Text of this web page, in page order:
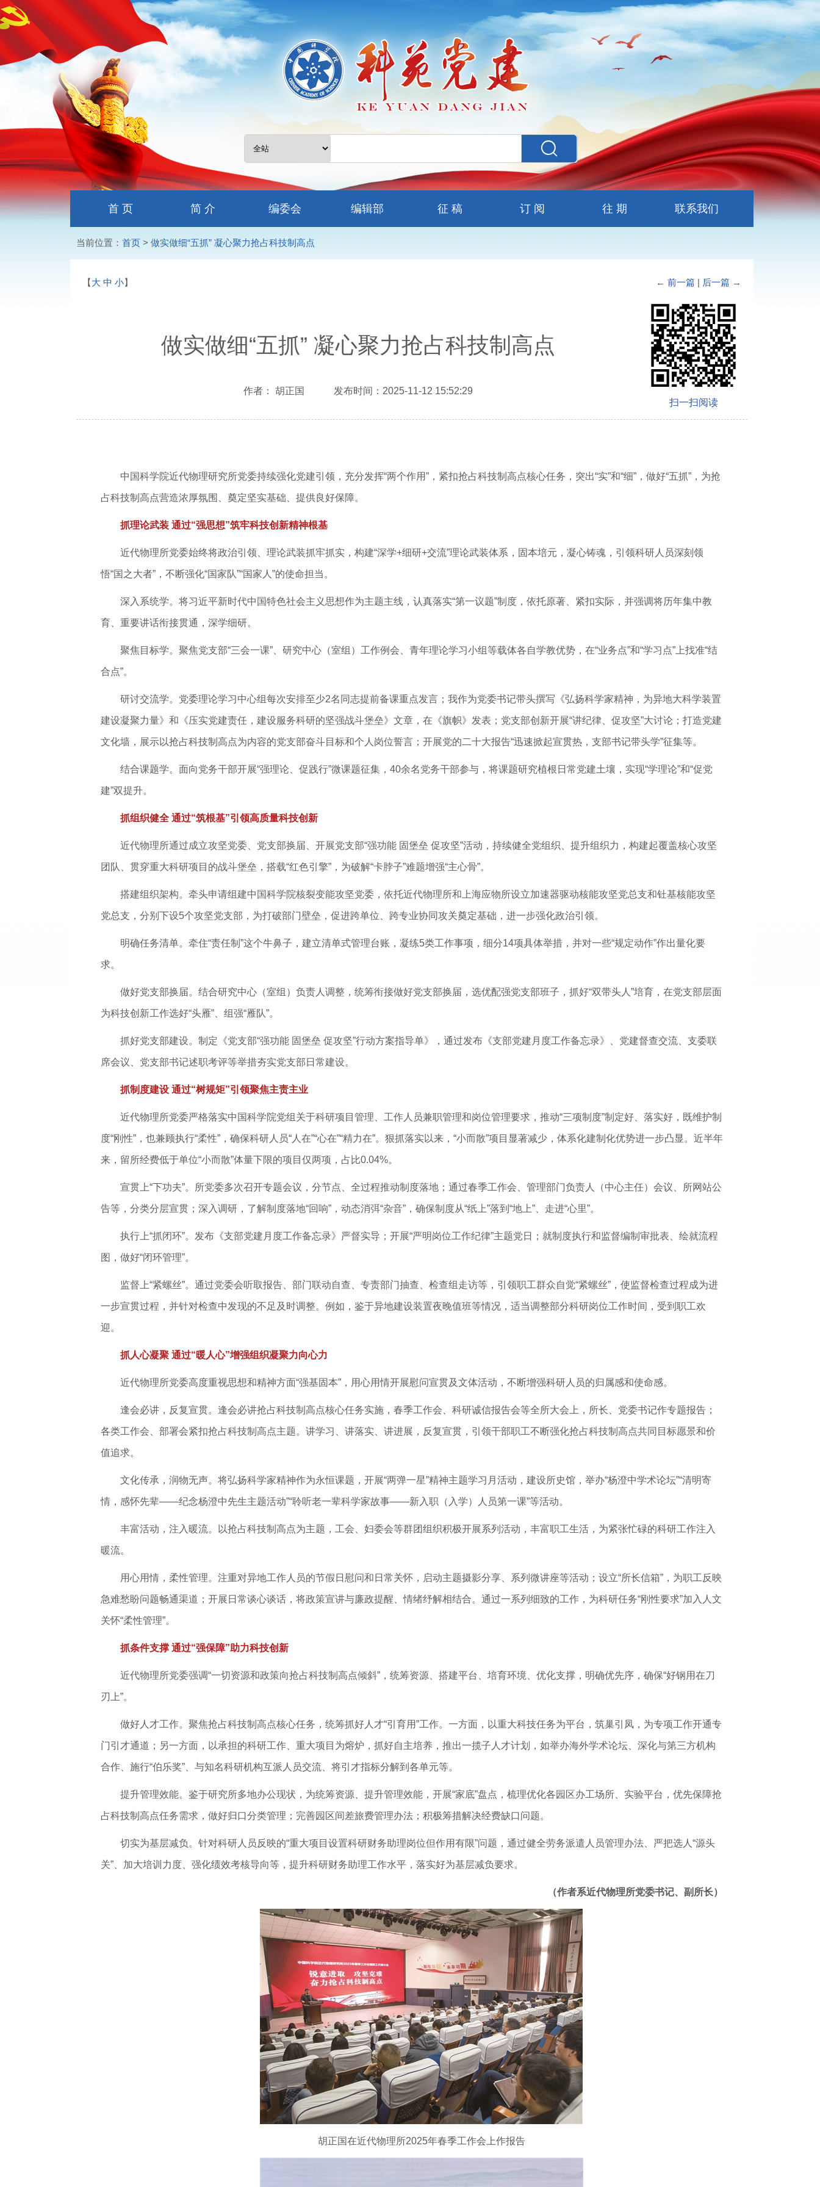
首 页 简 介 编委会 编辑部 征 稿 订 阅 往 期 联系我们
当前位置： 首页> 做实做细“五抓” 凝心聚力抢占科技制高点
【大 中 小】 ← 前一篇 | 后一篇 →
做实做细“五抓” 凝心聚力抢占科技制高点
作者： 胡正国 发布时间：2025-11-12 15:52:29
扫一扫阅读
中国科学院近代物理研究所党委持续强化党建引领，充分发挥“两个作用”，紧扣抢占科技制高点核心任务，突出“实”和“细”，做好“五抓”，为抢
占科技制高点营造浓厚氛围、奠定坚实基础、提供良好保障。
抓理论武装 通过“强思想”筑牢科技创新精神根基
近代物理所党委始终将政治引领、理论武装抓牢抓实，构建“深学+细研+交流”理论武装体系，固本培元，凝心铸魂，引领科研人员深刻领
悟“国之大者”，不断强化“国家队”“国家人”的使命担当。
深入系统学。将习近平新时代中国特色社会主义思想作为主题主线，认真落实“第一议题”制度，依托原著、紧扣实际，并强调将历年集中教
育、重要讲话衔接贯通，深学细研。
聚焦目标学。聚焦党支部“三会一课”、研究中心（室组）工作例会、青年理论学习小组等载体各自学教优势，在“业务点”和“学习点”上找准“结
合点”。
研讨交流学。党委理论学习中心组每次安排至少2名同志提前备课重点发言；我作为党委书记带头撰写《弘扬科学家精神，为异地大科学装置
建设凝聚力量》和《压实党建责任，建设服务科研的坚强战斗堡垒》文章，在《旗帜》发表；党支部创新开展“讲纪律、促攻坚”大讨论；打造党建
文化墙，展示以抢占科技制高点为内容的党支部奋斗目标和个人岗位誓言；开展党的二十大报告“迅速掀起宣贯热，支部书记带头学”征集等。
结合课题学。面向党务干部开展“强理论、促践行”微课题征集，40余名党务干部参与，将课题研究植根日常党建土壤，实现“学理论”和“促党
建”双提升。
抓组织健全 通过“筑根基”引领高质量科技创新
近代物理所通过成立攻坚党委、党支部换届、开展党支部“强功能 固堡垒 促攻坚”活动，持续健全党组织、提升组织力，构建起覆盖核心攻坚
团队、贯穿重大科研项目的战斗堡垒，搭载“红色引擎”，为破解“卡脖子”难题增强“主心骨”。
搭建组织架构。牵头申请组建中国科学院核裂变能攻坚党委，依托近代物理所和上海应物所设立加速器驱动核能攻坚党总支和钍基核能攻坚
党总支，分别下设5个攻坚党支部，为打破部门壁垒，促进跨单位、跨专业协同攻关奠定基础，进一步强化政治引领。
明确任务清单。牵住“责任制”这个牛鼻子，建立清单式管理台账，凝练5类工作事项，细分14项具体举措，并对一些“规定动作”作出量化要
求。
做好党支部换届。结合研究中心（室组）负责人调整，统筹衔接做好党支部换届，选优配强党支部班子，抓好“双带头人”培育，在党支部层面
为科技创新工作选好“头雁”、组强“雁队”。
抓好党支部建设。制定《党支部“强功能 固堡垒 促攻坚”行动方案指导单》，通过发布《支部党建月度工作备忘录》、党建督查交流、支委联
席会议、党支部书记述职考评等举措夯实党支部日常建设。
抓制度建设 通过“树规矩”引领聚焦主责主业
近代物理所党委严格落实中国科学院党组关于科研项目管理、工作人员兼职管理和岗位管理要求，推动“三项制度”制定好、落实好，既维护制
度“刚性”，也兼顾执行“柔性”，确保科研人员“人在”“心在”“精力在”。狠抓落实以来，“小而散”项目显著减少，体系化建制化优势进一步凸显。近半年
来，留所经费低于单位“小而散”体量下限的项目仅两项，占比0.04%。
宣贯上“下功夫”。所党委多次召开专题会议，分节点、全过程推动制度落地；通过春季工作会、管理部门负责人（中心主任）会议、所网站公
告等，分类分层宣贯；深入调研，了解制度落地“回响”，动态消弭“杂音”，确保制度从“纸上”落到“地上”、走进“心里”。
执行上“抓闭环”。发布《支部党建月度工作备忘录》严督实导；开展“严明岗位工作纪律”主题党日；就制度执行和监督编制审批表、绘就流程
图，做好“闭环管理”。
监督上“紧螺丝”。通过党委会听取报告、部门联动自查、专责部门抽查、检查组走访等，引领职工群众自觉“紧螺丝”，使监督检查过程成为进
一步宣贯过程，并针对检查中发现的不足及时调整。例如，鉴于异地建设装置夜晚值班等情况，适当调整部分科研岗位工作时间，受到职工欢
迎。
抓人心凝聚 通过“暖人心”增强组织凝聚力向心力
近代物理所党委高度重视思想和精神方面“强基固本”，用心用情开展慰问宣贯及文体活动，不断增强科研人员的归属感和使命感。
逢会必讲，反复宣贯。逢会必讲抢占科技制高点核心任务实施，春季工作会、科研诚信报告会等全所大会上，所长、党委书记作专题报告；
各类工作会、部署会紧扣抢占科技制高点主题。讲学习、讲落实、讲进展，反复宣贯，引领干部职工不断强化抢占科技制高点共同目标愿景和价
值追求。
文化传承，润物无声。将弘扬科学家精神作为永恒课题，开展“两弹一星”精神主题学习月活动，建设所史馆，举办“杨澄中学术论坛”“清明寄
情，感怀先辈——纪念杨澄中先生主题活动”“聆听老一辈科学家故事——新入职（入学）人员第一课”等活动。
丰富活动，注入暖流。以抢占科技制高点为主题，工会、妇委会等群团组织积极开展系列活动，丰富职工生活，为紧张忙碌的科研工作注入
暖流。
用心用情，柔性管理。注重对异地工作人员的节假日慰问和日常关怀，启动主题摄影分享、系列微讲座等活动；设立“所长信箱”，为职工反映
急难愁盼问题畅通渠道；开展日常谈心谈话，将政策宣讲与廉政提醒、情绪纾解相结合。通过一系列细致的工作，为科研任务“刚性要求”加入人文
关怀“柔性管理”。
抓条件支撑 通过“强保障”助力科技创新
近代物理所党委强调“一切资源和政策向抢占科技制高点倾斜”，统筹资源、搭建平台、培育环境、优化支撑，明确优先序，确保“好钢用在刀
刃上”。
做好人才工作。聚焦抢占科技制高点核心任务，统筹抓好人才“引育用”工作。一方面，以重大科技任务为平台，筑巢引凤，为专项工作开通专
门引才通道；另一方面，以承担的科研工作、重大项目为熔炉，抓好自主培养，推出一揽子人才计划，如举办海外学术论坛、深化与第三方机构
合作、施行“伯乐奖”、与知名科研机构互派人员交流、将引才指标分解到各单元等。
提升管理效能。鉴于研究所多地办公现状，为统筹资源、提升管理效能，开展“家底”盘点，梳理优化各园区办工场所、实验平台，优先保障抢
占科技制高点任务需求，做好归口分类管理；完善园区间差旅费管理办法；积极筹措解决经费缺口问题。
切实为基层减负。针对科研人员反映的“重大项目设置科研财务助理岗位但作用有限”问题，通过健全劳务派遣人员管理办法、严把选人“源头
关”、加大培训力度、强化绩效考核导向等，提升科研财务助理工作水平，落实好为基层减负要求。
（作者系近代物理所党委书记、副所长）
胡正国在近代物理所2025年春季工作会上作报告